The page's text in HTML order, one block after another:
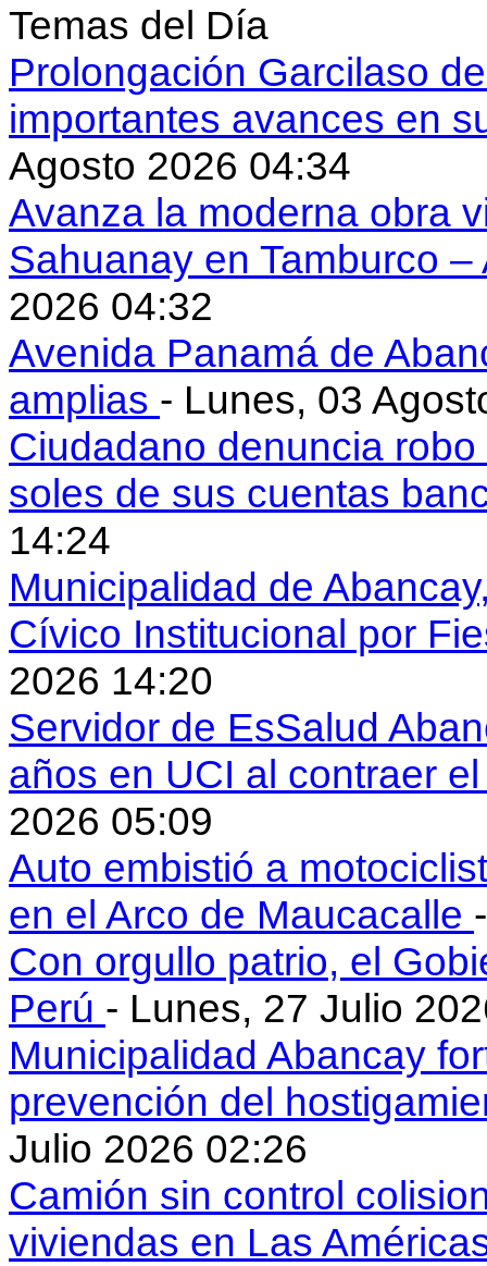
Temas del Día
Prolongación Garcilaso
importantes avances en
Agosto 2026 04:34
Avanza la moderna obra
Sahuanay en Tamburco
2026 04:32
Avenida Panamá de
amplias - Lunes, 03
Ciudadano denuncia
soles de sus cuentas
14:24
Municipalidad de
Cívico Institucional por
2026 14:20
Servidor de EsSalud
años en UCI al contraer
2026 05:09
Auto embistió a
en el Arco de Maucacalle
Con orgullo patrio, el
Perú - Lunes, 27 Julio
Municipalidad Abancay
prevención del
Julio 2026 02:26
Camión sin control
viviendas en Las